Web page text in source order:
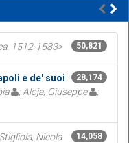
50,821
1512-1583>
28,174
e de' suoi
; Aloja, Giuseppe
;
14,058
Nicola